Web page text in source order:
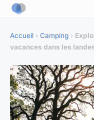
Accueil › Camping ›
vacances dans les